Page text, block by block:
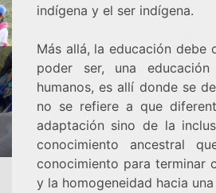
indígena y el ser indígena.
Más allá, la educación debe
poder ser, una
humanos, es allí donde se
no se refiere a que
adaptación sino de la
conocimiento ancestral
conocimiento para terminar
y la homogeneidad hacia